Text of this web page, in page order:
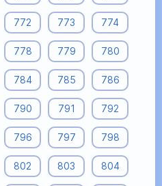
772 773 774
778 779 780
784 785 786
790 791 792
796 797 798
802 803 804